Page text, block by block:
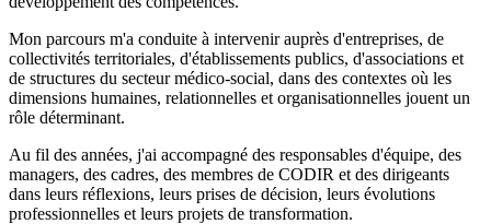
Mon parcours m'a conduite à intervenir auprès d'entreprises, de
collectivités territoriales, d'établissements publics, d'associations et
de structures du secteur médico-social, dans des contextes où les
dimensions humaines, relationnelles et organisationnelles jouent un
rôle déterminant.
Au fil des années, j'ai accompagné des responsables d'équipe, des
managers, des cadres, des membres de CODIR et des dirigeants
dans leurs réflexions, leurs prises de décision, leurs évolutions
professionnelles et leurs projets de transformation.